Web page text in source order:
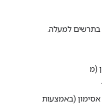
בתרשים למעלה.
(מ
(באמצעות